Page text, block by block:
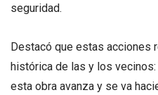
seguridad.
Destacó que estas acciones
histórica de las y los
esta obra avanza y se va